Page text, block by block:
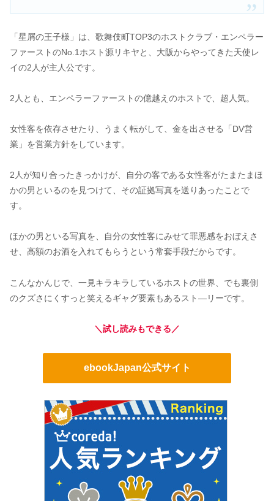
「星屑の王子様」は、歌舞伎町TOP3のホストクラブ・エンペラー
ファーストのNo.1ホスト源リキヤと、大阪からやってきた天使レ
イの2人が主人公です。
2人とも、エンペラーファーストの億越えのホストで、超人気。
女性客を依存させたり、うまく転がして、金を出させる「DV営
業」を営業方針をしています。
2人が知り合ったきっかけが、自分の客である女性客がたまたまほ
かの男といるのを見つけて、その証拠写真を送りあったことで
す。
ほかの男といる写真を、自分の女性客にみせて罪悪感をおぼえさ
せ、高額のお酒を入れてもらうという常套手段だからです。
こんなかんじで、一見キラキラしているホストの世界、でも裏側
のクズさにくすっと笑えるギャグ要素もあるスト―リーです。
＼試し読みもできる／
ebookJapan公式サイト